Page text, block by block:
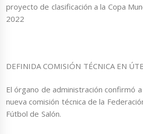
proyecto de clasificación a la Copa
2022
DEFINIDA COMISIÓN TÉCNICA EN
El órgano de administración confirmó
nueva comisión técnica de la
Fútbol de Salón.